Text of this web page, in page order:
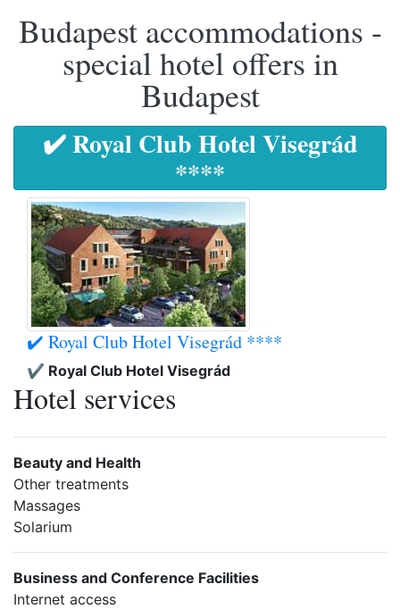
Budapest accommodations -
special hotel offers in
Budapest
✔️ Royal Club Hotel Visegrád
****
✔️ Royal Club Hotel Visegrád ****
✔️ Royal Club Hotel Visegrád
Hotel services
Beauty and Health
Other treatments
Massages
Solarium
Business and Conference Facilities
Internet access